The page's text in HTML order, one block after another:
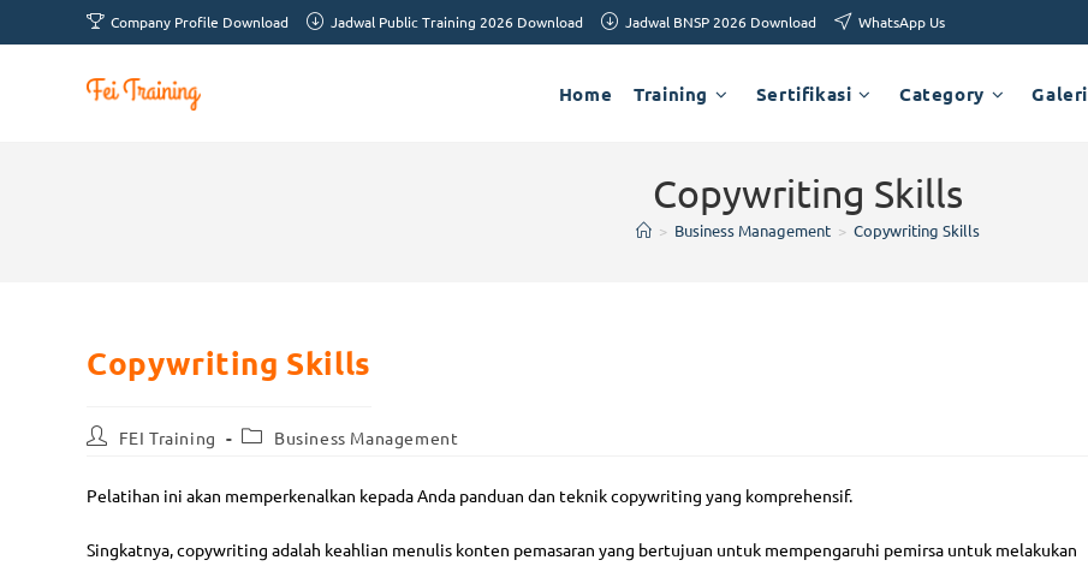
Company Profile Download Jadwal Public Training 2026 Download Jadwal BNSP 2026 Download WhatsApp Us
Home Training Sertifikasi Category Galeri
Copywriting Skills
> Business Management > Copywriting Skills
Copywriting Skills
FEI Training Business Management
Pelatihan ini akan memperkenalkan kepada Anda panduan dan teknik copywriting yang komprehensif.
Singkatnya, copywriting adalah keahlian menulis konten pemasaran yang bertujuan untuk mempengaruhi pemirsa untuk melakukan